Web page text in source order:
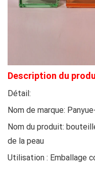
Description du
Détail:
Nom de marque:
Nom du produit:
de la peau
Utilisation : Emballage